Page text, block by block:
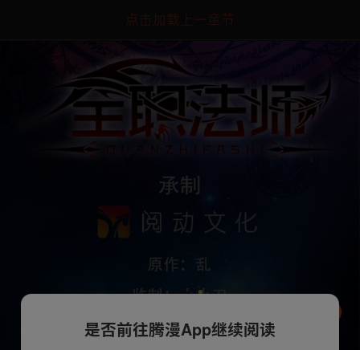
点击加载上一章节
是否前往腾漫App继续阅读